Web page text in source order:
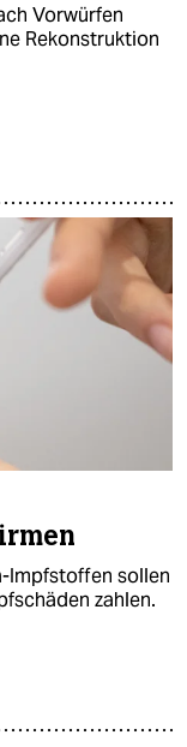
Vorwürfen
Rekonstruktion
Impfstoffen sollen
zahlen.